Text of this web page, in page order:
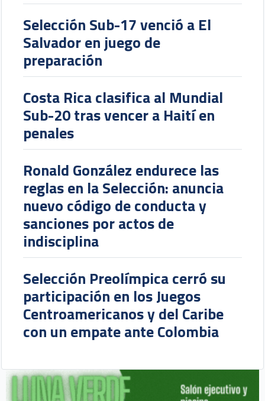
Selección Sub-17 venció a El
Salvador en juego de
preparación
Costa Rica clasifica al Mundial
Sub-20 tras vencer a Haití en
penales
Ronald González endurece las
reglas en la Selección: anuncia
nuevo código de conducta y
sanciones por actos de
indisciplina
Selección Preolímpica cerró su
participación en los Juegos
Centroamericanos y del Caribe
con un empate ante Colombia